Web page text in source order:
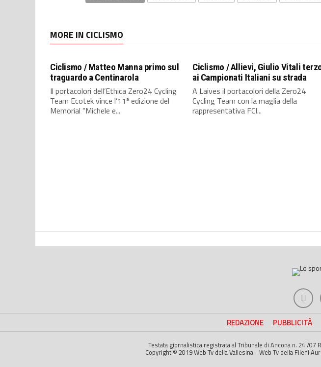
MORE IN CICLISMO
Ciclismo / Matteo Manna primo sul
traguardo a Centinarola
Il portacolori dell’Ethica Zero24 Cycling
Team Ecotek vince l’11ª edizione del
Memorial “Michele e...
Ciclismo / Allievi, Giulio Vitali
ai Campionati Italiani su strada
A Laives il portacolori della Zero24
Cycling Team con la maglia della
rappresentativa FCI...
REDAZIONE PUBBLICITÀ
Testata giornalistica registrata al Tribunale di Ancona n. 24 /
Copyright © 2019 Web Tv della Vallesina - Web Tv della Fileni